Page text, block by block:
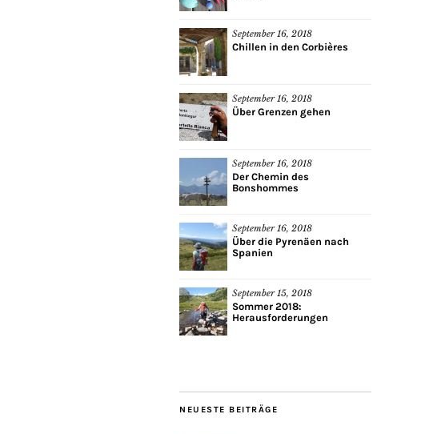
September 16, 2018
Chillen in den Corbières
September 16, 2018
Über Grenzen gehen
September 16, 2018
Der Chemin des
Bonshommes
September 16, 2018
Über die Pyrenäen nach
Spanien
September 15, 2018
Sommer 2018:
Herausforderungen
NEUESTE BEITRÄGE